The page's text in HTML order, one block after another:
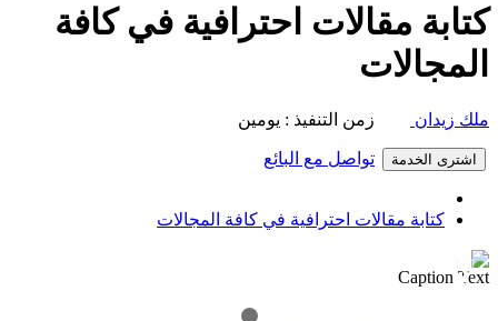
كتابة مقالات احترافية في كافة
المجالات
ملك زيدان زمن التنفيذ : يومين
اشترى الخدمة تواصل مع البائع
كتابة مقالات احترافية في كافة المجالات
1 / 3
Caption Text
❮